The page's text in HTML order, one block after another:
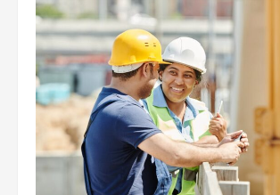
druku
3D
w
produkcji
hal
prefabrykowanych:
przyszłość
budownictwa
modułowego